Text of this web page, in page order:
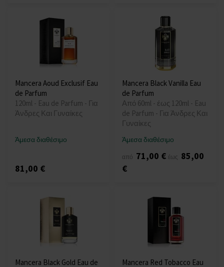
Mancera Aoud Exclusif Eau
de Parfum
120ml - Eau de Parfum - Για
Άνδρες Και Γυναίκες
Άμεσα διαθέσιμο
81,00 €
Mancera Black Vanilla Eau
de Parfum
Από 60ml - έως 120ml - Eau
de Parfum - Για Άνδρες Και
Γυναίκες
Άμεσα διαθέσιμο
από 71,00 € έως 85,00
€
Mancera Black Gold Eau de
Mancera Red Tobacco Eau